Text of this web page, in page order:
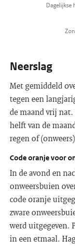
Dagelijkse
Neerslag
Met gemiddeld
tegen een
de maand vrij nat.
helft van de
regen of
Code oranje voor
In de avond en
onweersbuien
code oranje
zware
werd uitgegeven.
in een etmaal.